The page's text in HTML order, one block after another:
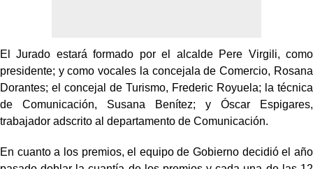
El Jurado estará formado por el alcalde Pere Virgili, como
presidente; y como vocales la concejala de Comercio, Rosana
Dorantes; el concejal de Turismo, Frederic Royuela; la técnica
de Comunicación, Susana Benítez; y Óscar Espigares,
trabajador adscrito al departamento de Comunicación.
En cuanto a los premios, el equipo de Gobierno decidió el año